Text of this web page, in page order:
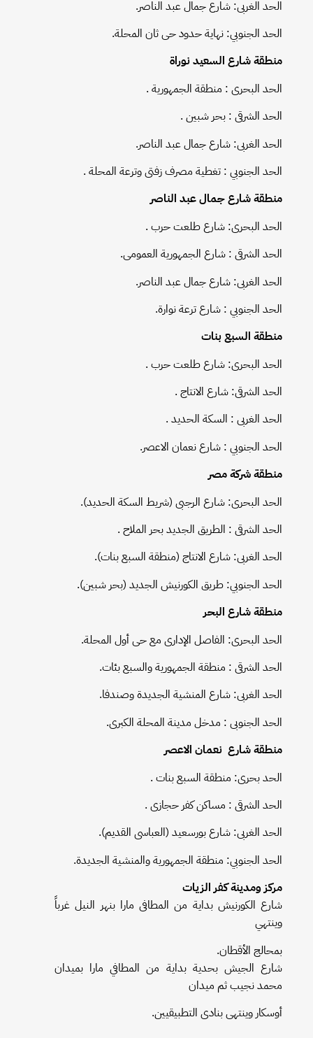
الحد الغربى: شارع جمال عبد الناصر.
الحد الجنوبي: نهاية حدود حى ثان المحلة.
منطقة شارع السعيد نوراة
الحد البحرى : منطقة الجمهورية .
الحد الشرقی : بحر شبین .
الحد الغربى: شارع جمال عبد الناصر.
الحد الجنوبي : تغطية مصرف زفتى وترعة المحلة .
منطقة شارع جمال عبد الناصر
الحد البحرى: شارع طلعت حرب .
الحد الشرقى : شارع الجمهورية العمومى.
الحد الغربى: شارع جمال عبد الناصر.
الحد الجنوبي : شارع ترعة نوارة.
منطقة السبع بنات
الحد البحرى: شارع طلعت حرب .
الحد الشرقى: شارع الانتاج .
الحد الغربى : السكة الحديد .
الحد الجنوبي : شارع نعمان الاعصر.
منطقة شركة مصر
الحد البحرى: شارع الرجبى (شريط السكة الحديد).
الحد الشرقى : الطريق الجديد بحر الملاح .
الحد الغربى: شارع الانتاج (منطقة السبع بنات).
الحد الجنوبي: طريق الكورنيش الجديد (بحر شبين).
منطقة شارع البحر
الحد البحرى: الفاصل الإدارى مع حى أول المحلة.
الحد الشرقى : منطقة الجمهورية والسبع بئات.
الحد الغربى: شارع المنشية الجديدة وصندفا.
الحد الجنوبى : مدخل مدينة المحلة الكبرى.
منطقة شارع نعمان الاعصر
الحد بحرى: منطقة السبع بنات .
الحد الشرقى : مساكن كفر حجازى .
الحد الغربى: شارع بورسعيد (العباسى القديم).
الحد الجنوبي: منطقة الجمهورية والمنشية الجديدة.
مركز ومدينة كفر الزيات
شارع الكورنيش بداية من المطافى مارا بنهر النيل غرباً
وينتهي
بمحالج الأقطان.
شارع الجيش بحدية بداية من المطافي مارا بميدان
محمد نجيب ثم ميدان
أوسكار وينتهى بنادى التطبيقيين.